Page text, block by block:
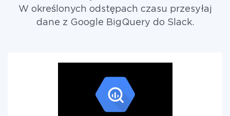
W określonych odstępach czasu przesyłaj
dane z Google BigQuery do Slack.